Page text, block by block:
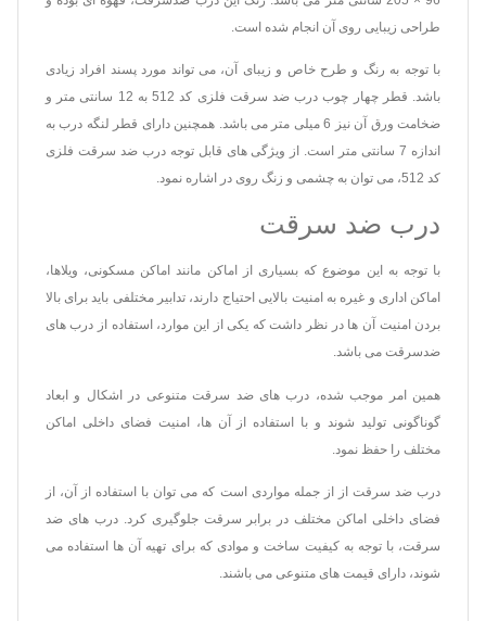
طراحی زیبایی روی آن انجام شده است.
با توجه به رنگ و طرح خاص و زیبای آن، می تواند مورد پسند افراد زیادی
باشد. قطر چهار چوب درب ضد سرقت فلزی کد 512 به 12 سانتی متر و
ضخامت ورق آن نیز 6 میلی متر می باشد. همچنین دارای قطر لنگه درب به
اندازه 7 سانتی متر است. از ویژگی های قابل توجه درب ضد سرقت فلزی
کد 512، می توان به چشمی و زنگ روی در اشاره نمود.
درب ضد سرقت
با توجه به این موضوع که بسیاری از اماکن مانند اماکن مسکونی، ویلاها،
اماکن اداری و غیره به امنیت بالایی احتیاج دارند، تدابیر مختلفی باید برای بالا
بردن امنیت آن ها در نظر داشت که یکی از این موارد، استفاده از درب های
ضدسرقت می باشد.
همین امر موجب شده، درب های ضد سرقت متنوعی در اشکال و ابعاد
گوناگونی تولید شوند و با استفاده از آن ها، امنیت فضای داخلی اماکن
مختلف را حفظ نمود.
درب ضد سرقت از از جمله مواردی است که می توان با استفاده از آن، از
فضای داخلی اماکن مختلف در برابر سرقت جلوگیری کرد. درب های ضد
سرقت، با توجه به کیفیت ساخت و موادی که برای تهیه آن ها استفاده می
شوند، دارای قیمت های متنوعی می باشند.